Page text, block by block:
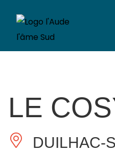
LE
DUILHAC-